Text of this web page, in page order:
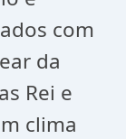
com
da
Rei e
clima